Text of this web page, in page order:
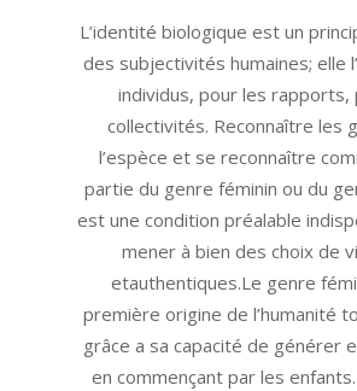
20
L’identité biologique est un
des subjectivités humaines; elle
individus, pour les rapports,
collectivités. Reconnaître les
l’espèce et se reconnaître
partie du genre féminin ou du
est une condition préalable
mener à bien des choix de
etauthentiques.Le genre
première origine de l’humanité
grâce a sa capacité de générer
en commençant par les